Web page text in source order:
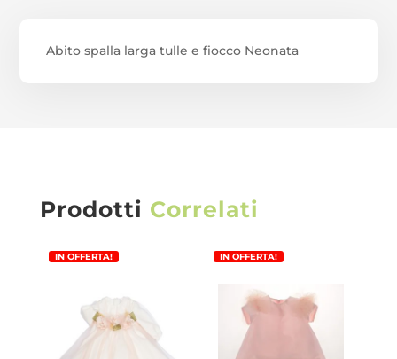
Abito spalla larga tulle e fiocco Neonata
Prodotti Correlati
IN OFFERTA! IN OFFERTA!